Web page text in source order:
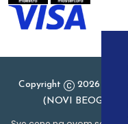
Copyright
2026
(NOVI